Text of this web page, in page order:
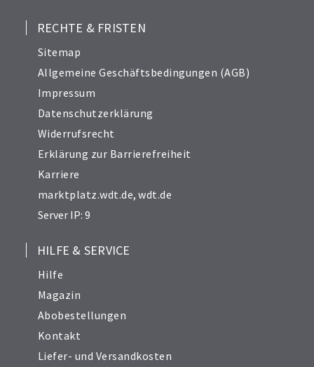
RECHTE & FRISTEN
Sitemap
Allgemeine Geschäftsbedingungen (AGB)
Impressum
Datenschutzerklärung
Widerrufsrecht
Erklärung zur Barrierefreiheit
Karriere
marktplatz.wdt.de,wdt.de
Server IP: 9
HILFE & SERVICE
Hilfe
Magazin
Abobestellungen
Kontakt
Liefer- und Versandkosten